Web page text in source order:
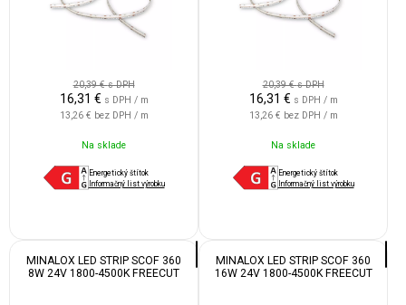
20,39 €s DPH
16,31 € s DPH / m
13,26 € bez DPH / m
Na sklade
Energetický štítok
Informačný list výrobku
20,39 €s DPH
16,31 € s DPH / m
13,26 € bez DPH / m
Na sklade
Energetický štítok
Informačný list výrobku
MINALOX LED STRIP SCOF 360
8W 24V 1800-4500K FREECUT
MINALOX LED STRIP SCOF 360
16W 24V 1800-4500K FREECUT